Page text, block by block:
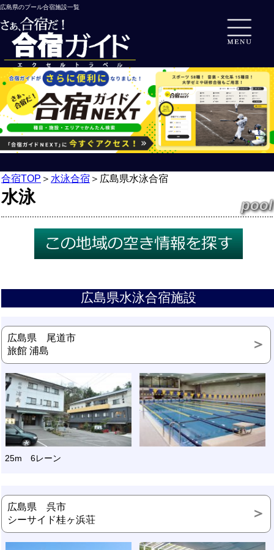
広島県のプール合宿施設一覧
合宿TOP ＞ 水泳合宿 ＞ 広島県水泳合宿
水泳 pool
広島県水泳合宿施設
広島県 尾道市
旅館 浦島
25m 6レーン
広島県 呉市
シーサイド桂ヶ浜荘